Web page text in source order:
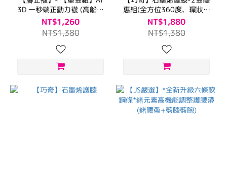
3D 一秒端正動力襪 (高船型
襪)
NT$1,260
NT$1,380
惠組(全方位360度、環狀加
壓支撐)
NT$1,880
NT$1,380